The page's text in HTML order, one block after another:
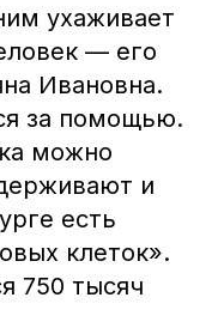
ухаживает
— его
Ивановна.
за помощью.
можно
и
есть
клеток».
750 тысяч